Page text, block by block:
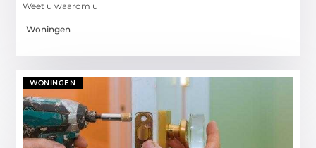
Weet u waarom u
Woningen
WONINGEN